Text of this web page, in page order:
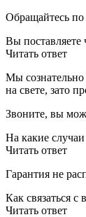
Обращайтесь по
Вы поставляете
Читать ответ
Мы сознательно
на свете, зато
Звоните, вы
На какие случаи
Читать ответ
Гарантия не
Как связаться
Читать ответ